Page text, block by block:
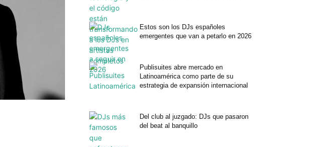
Estos son los DJs españoles
emergentes que van a petarlo en 2026
Publisuites abre mercado en
Latinoamérica como parte de su
estrategia de expansión internacional
Del club al juzgado: DJs que pasaron
del beat al banquillo